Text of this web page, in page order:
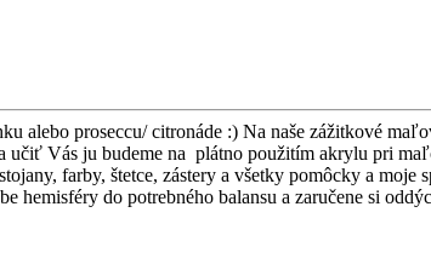
alebo proseccu/ citronáde :) Na naše zážitkové
Vás ju budeme na plátno použitím akrylu pri
farby, štetce, zástery a všetky pomôcky a moje
hemisféry do potrebného balansu a zaručene si